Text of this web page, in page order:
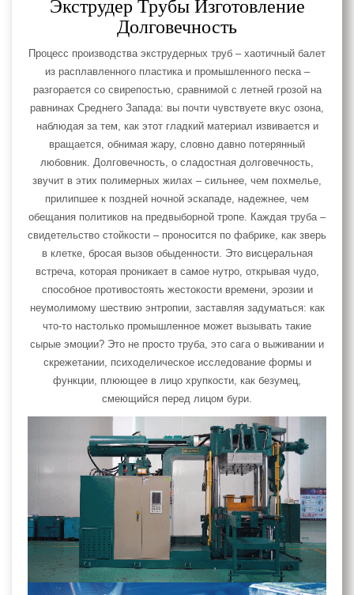
Экструдер Трубы Изготовление
Долговечность
Процесс производства экструдерных труб – хаотичный балет
из расплавленного пластика и промышленного песка –
разгорается со свирепостью, сравнимой с летней грозой на
равнинах Среднего Запада: вы почти чувствуете вкус озона,
наблюдая за тем, как этот гладкий материал извивается и
вращается, обнимая жару, словно давно потерянный
любовник. Долговечность, о сладостная долговечность,
звучит в этих полимерных жилах – сильнее, чем похмелье,
прилипшее к поздней ночной эскападе, надежнее, чем
обещания политиков на предвыборной тропе. Каждая труба –
свидетельство стойкости – проносится по фабрике, как зверь
в клетке, бросая вызов обыденности. Это висцеральная
встреча, которая проникает в самое нутро, открывая чудо,
способное противостоять жестокости времени, эрозии и
неумолимому шествию энтропии, заставляя задуматься: как
что-то настолько промышленное может вызывать такие
сырые эмоции? Это не просто труба, это сага о выживании и
скрежетании, психоделическое исследование формы и
функции, плюющее в лицо хрупкости, как безумец,
смеющийся перед лицом бури.